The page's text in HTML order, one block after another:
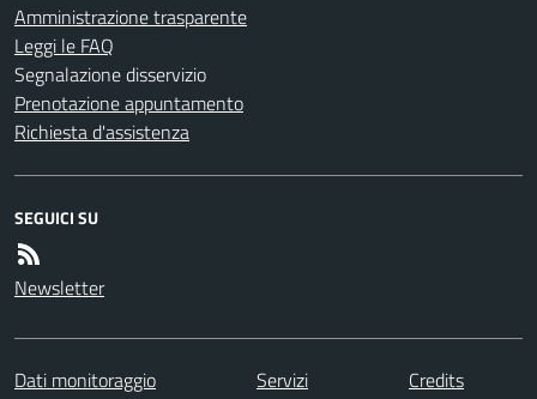
Amministrazione trasparente
Leggi le FAQ
Segnalazione disservizio
Prenotazione appuntamento
Richiesta d'assistenza
SEGUICI SU
Newsletter
Dati monitoraggio Servizi
Credits